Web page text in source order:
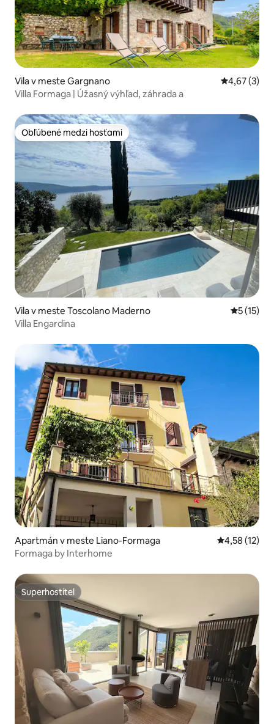
Vila v meste Gargnano Priemerné
4,67 (3)
Villa Formaga | Úžasný výhľad, záhrada a
Obľúbené medzi hosťami
Obľúbené medzi hosťami
Vila v meste Toscolano Maderno
5 (15)
Villa Engardina
Apartmán v meste Liano-Formaga Priemerné
4,58 (12)
Formaga by Interhome
Superhostiteľ
Superhostiteľ